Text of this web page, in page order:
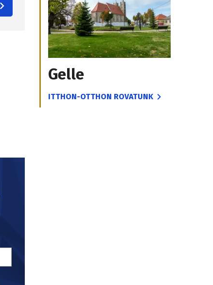
Gelle
ITTHON-OTTHON ROVATUNK